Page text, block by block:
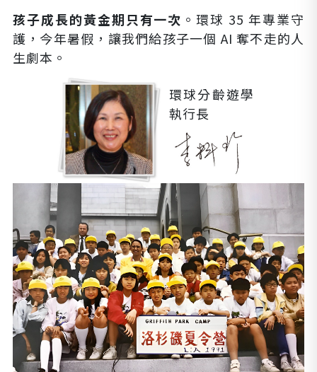
孩子成長的黃金期只有一次 。環球 35 年專業守
護，今年暑假，讓我們給孩子一個 AI 奪不走的人
生劇本。
環球分齡遊學
執行長